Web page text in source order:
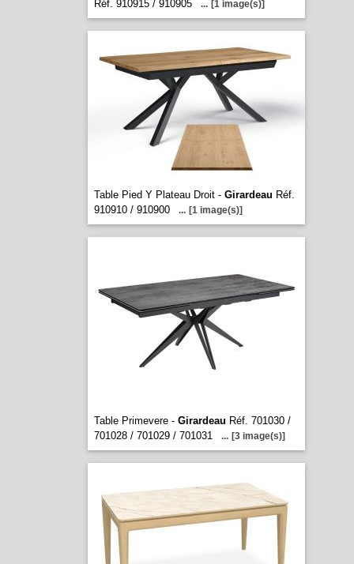
Réf. 910915 / 910905
... [1 image(s)]
Table Pied Y Plateau Droit - Girardeau Réf.
910910 / 910900
... [1 image(s)]
Table Primevere - Girardeau Réf. 701030 /
701028 / 701029 / 701031
... [3 image(s)]